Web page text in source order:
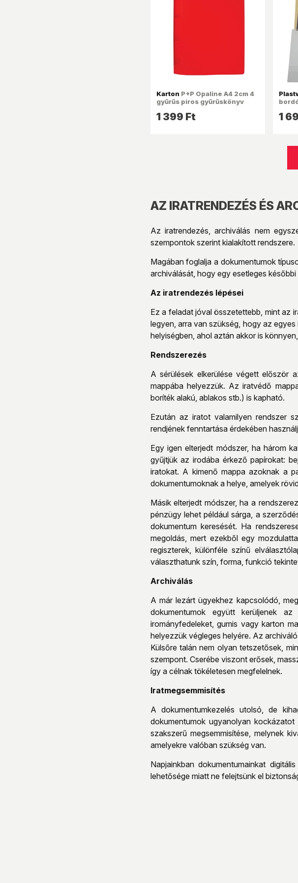
Karton P+P Opaline A4 2cm 4
gyűrűs piros gyűrűskönyv
1 399 Ft 1
AZ IRATRENDEZÉS ÉS
Az iratrendezés, archiválás nem
szempontok szerint kialakított rendszere.
Magában foglalja a dokumentumok
archiválását, hogy egy esetleges
Az iratrendezés lépései
Ez a feladat jóval összetettebb, mint az
legyen, arra van szükség, hogy az
helyiségben, ahol aztán akkor is
Rendszerezés
A sérülések elkerülése végett először
mappába helyezzük. Az iratvédő
boríték alakú, ablakos stb.) is kapható.
Ezután az iratot valamilyen rendszer
rendjének fenntartása érdekében
Egy igen elterjedt módszer, ha három
gyűjtjük az irodába érkező papírokat:
iratokat. A kimenő mappa azoknak a
dokumentumoknak a helye, amelyek
Másik elterjedt módszer, ha a
pénzügy lehet például sárga, a
dokumentum keresését. Ha
megoldás, mert ezekből egy
regiszterek, különféle színű
választhatunk szín, forma, funkció
Archiválás
A már lezárt ügyekhez kapcsolódó,
dokumentumok együtt kerüljenek
irományfedeleket, gumis vagy karton
helyezzük végleges helyére. Az
Külsőre talán nem olyan tetszetősek,
szempont. Cserébe viszont erősek,
így a célnak tökéletesen megfelelnek.
Iratmegsemmisítés
A dokumentumkezelés utolsó, de
dokumentumok ugyanolyan
szakszerű megsemmisítése, melynek
amelyekre valóban szükség van.
Napjainkban dokumentumainkat
lehetősége miatt ne felejtsünk el